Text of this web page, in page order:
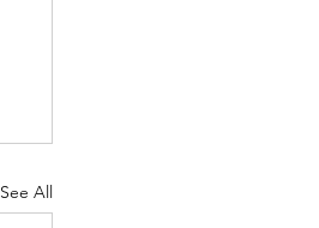
See All